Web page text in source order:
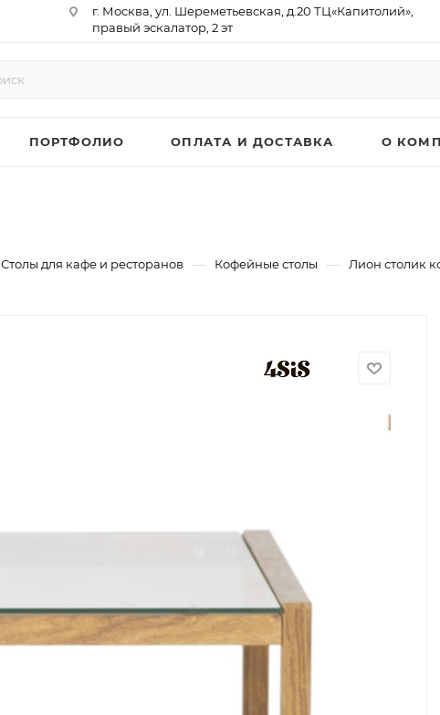
г. Москва, ул. Шереметьевская, д.20 ТЦ«Капитолий»,
правый эскалатор, 2 эт
р/сч 40702810410000761715
ПОРТФОЛИО ОПЛАТА И ДОСТАВКА О
Столы для кафе и ресторанов — Кофейные столы — Лион столик